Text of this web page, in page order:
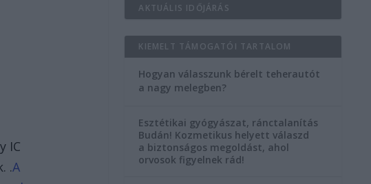
IC
.A
AKTUÁLIS IDŐJÁRÁS
KIEMELT TÁMOGATÓI TARTALOM
Hogyan válasszunk bérelt teherautót
a nagy melegben?
Esztétikai gyógyászat, ránctalanítás
Budán! Kozmetikus helyett válaszd
a biztonságos megoldást, ahol
orvosok figyelnek rád!